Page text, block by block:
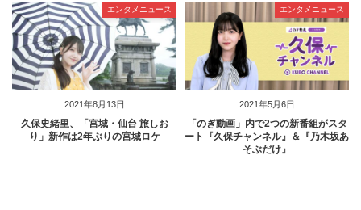
2021年8月13日
エンタメニュース
久保史緒里、「宮城・仙台 旅しお
り」新作は2年ぶりの宮城ロケ
2021年5月6日
エンタメニュース
「のぎ動画」内で2つの新番組がスタ
ート『久保チャンネル』＆『乃木坂あ
そぶだけ』